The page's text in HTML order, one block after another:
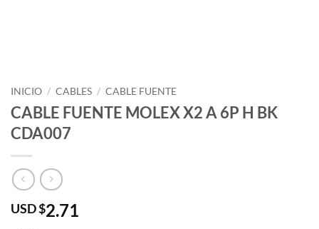
INICIO / CABLES / CABLE FUENTE
CABLE FUENTE MOLEX X2 A 6P H BK
CDA007
USD $2.71